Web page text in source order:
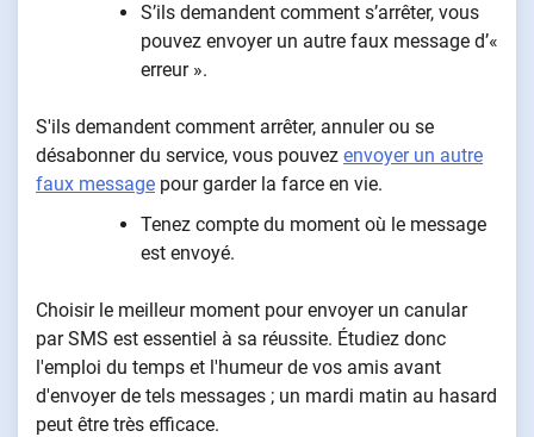
S’ils demandent comment s’arrêter, vous
pouvez envoyer un autre faux message d’«
erreur ».
S'ils demandent comment arrêter, annuler ou se
désabonner du service, vous pouvez envoyer un autre
faux message pour garder la farce en vie.
Tenez compte du moment où le message
est envoyé.
Choisir le meilleur moment pour envoyer un canular
par SMS est essentiel à sa réussite. Étudiez donc
l'emploi du temps et l'humeur de vos amis avant
d'envoyer de tels messages ; un mardi matin au hasard
peut être très efficace.